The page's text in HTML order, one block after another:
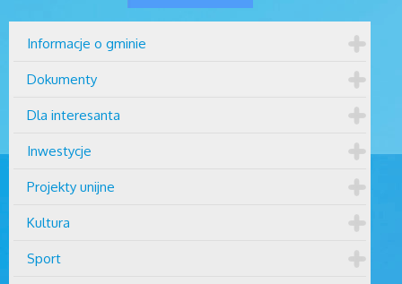
Informacje o gminie
Dokumenty
Dla interesanta
Inwestycje
Projekty unijne
Kultura
Sport